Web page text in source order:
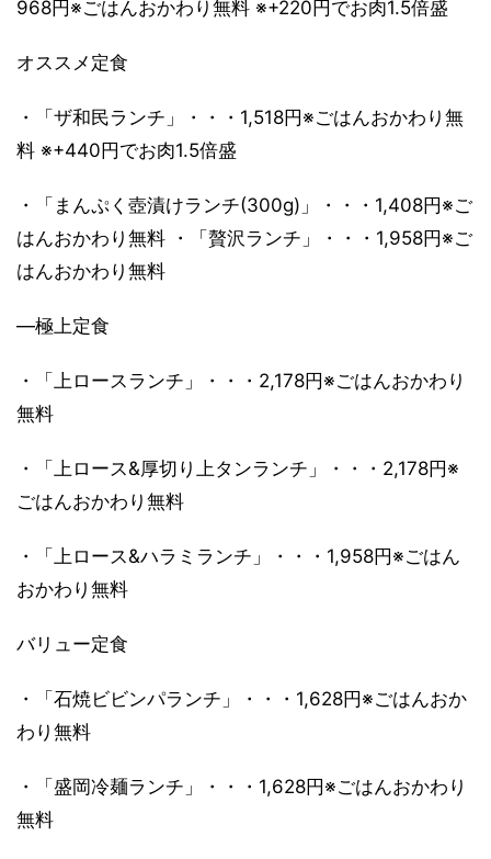
968円※ごはんおかわり無料 ※+220円でお肉1.5倍盛
オススメ定食
・「ザ和民ランチ」・・・1,518円※ごはんおかわり無
料 ※+440円でお肉1.5倍盛
・「まんぷく壺漬けランチ(300g)」・・・1,408円※ご
はんおかわり無料 ・「贅沢ランチ」・・・1,958円※ご
はんおかわり無料
―極上定食
・「上ロースランチ」・・・2,178円※ごはんおかわり
無料
・「上ロース&厚切り上タンランチ」・・・2,178円※
ごはんおかわり無料
・「上ロース&ハラミランチ」・・・1,958円※ごはん
おかわり無料
バリュー定食
・「石焼ビビンパランチ」・・・1,628円※ごはんおか
わり無料
・「盛岡冷麺ランチ」・・・1,628円※ごはんおかわり
無料